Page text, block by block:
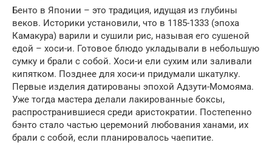
Бенто в Японии – это традиция, идущая из глубины
веков. Историки установили, что в 1185-1333 (эпоха
Камакура) варили и сушили рис, называя его сушеной
едой – хоси-и. Готовое блюдо укладывали в небольшую
сумку и брали с собой. Хоси-и ели сухим или заливали
кипятком. Позднее для хоси-и придумали шкатулку.
Первые изделия датированы эпохой Адзути-Момояма.
Уже тогда мастера делали лакированные боксы,
распространившиеся среди аристократии. Постепенно
бэнто стало частью церемоний любования ханами, их
брали с собой, если планировалось чаепитие.